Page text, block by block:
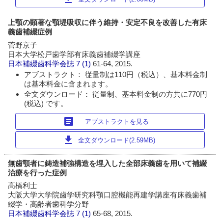
上顎の顕著な顎堤吸収に伴う維持・安定不良を改善した有床
義歯補綴症例
菅野京子
日本大学松戸歯学部有床義歯補綴学講座
日本補綴歯科学会誌 7 (1)61-64, 2015.
アブストラクト： 従量制は110円（税込）、基本料金制
は基本料金に含まれます。
全文ダウンロード： 従量制、基本料金制の方共に770円
(税込) です。
article アブストラクトを見る
download 全文ダウンロード(2.59MB)
無歯顎者に鋳造補強構造を埋入した全部床義歯を用いて補綴
治療を行った症例
高橋利士
大阪大学大学院歯学研究科顎口腔機能再建学講座有床義歯補
綴学・高齢者歯科学分野
日本補綴歯科学会誌 7 (1)65-68, 2015.